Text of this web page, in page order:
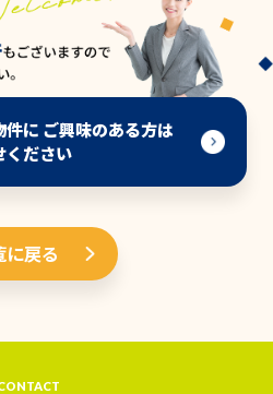
に ご興味のある方は
ください
に戻る